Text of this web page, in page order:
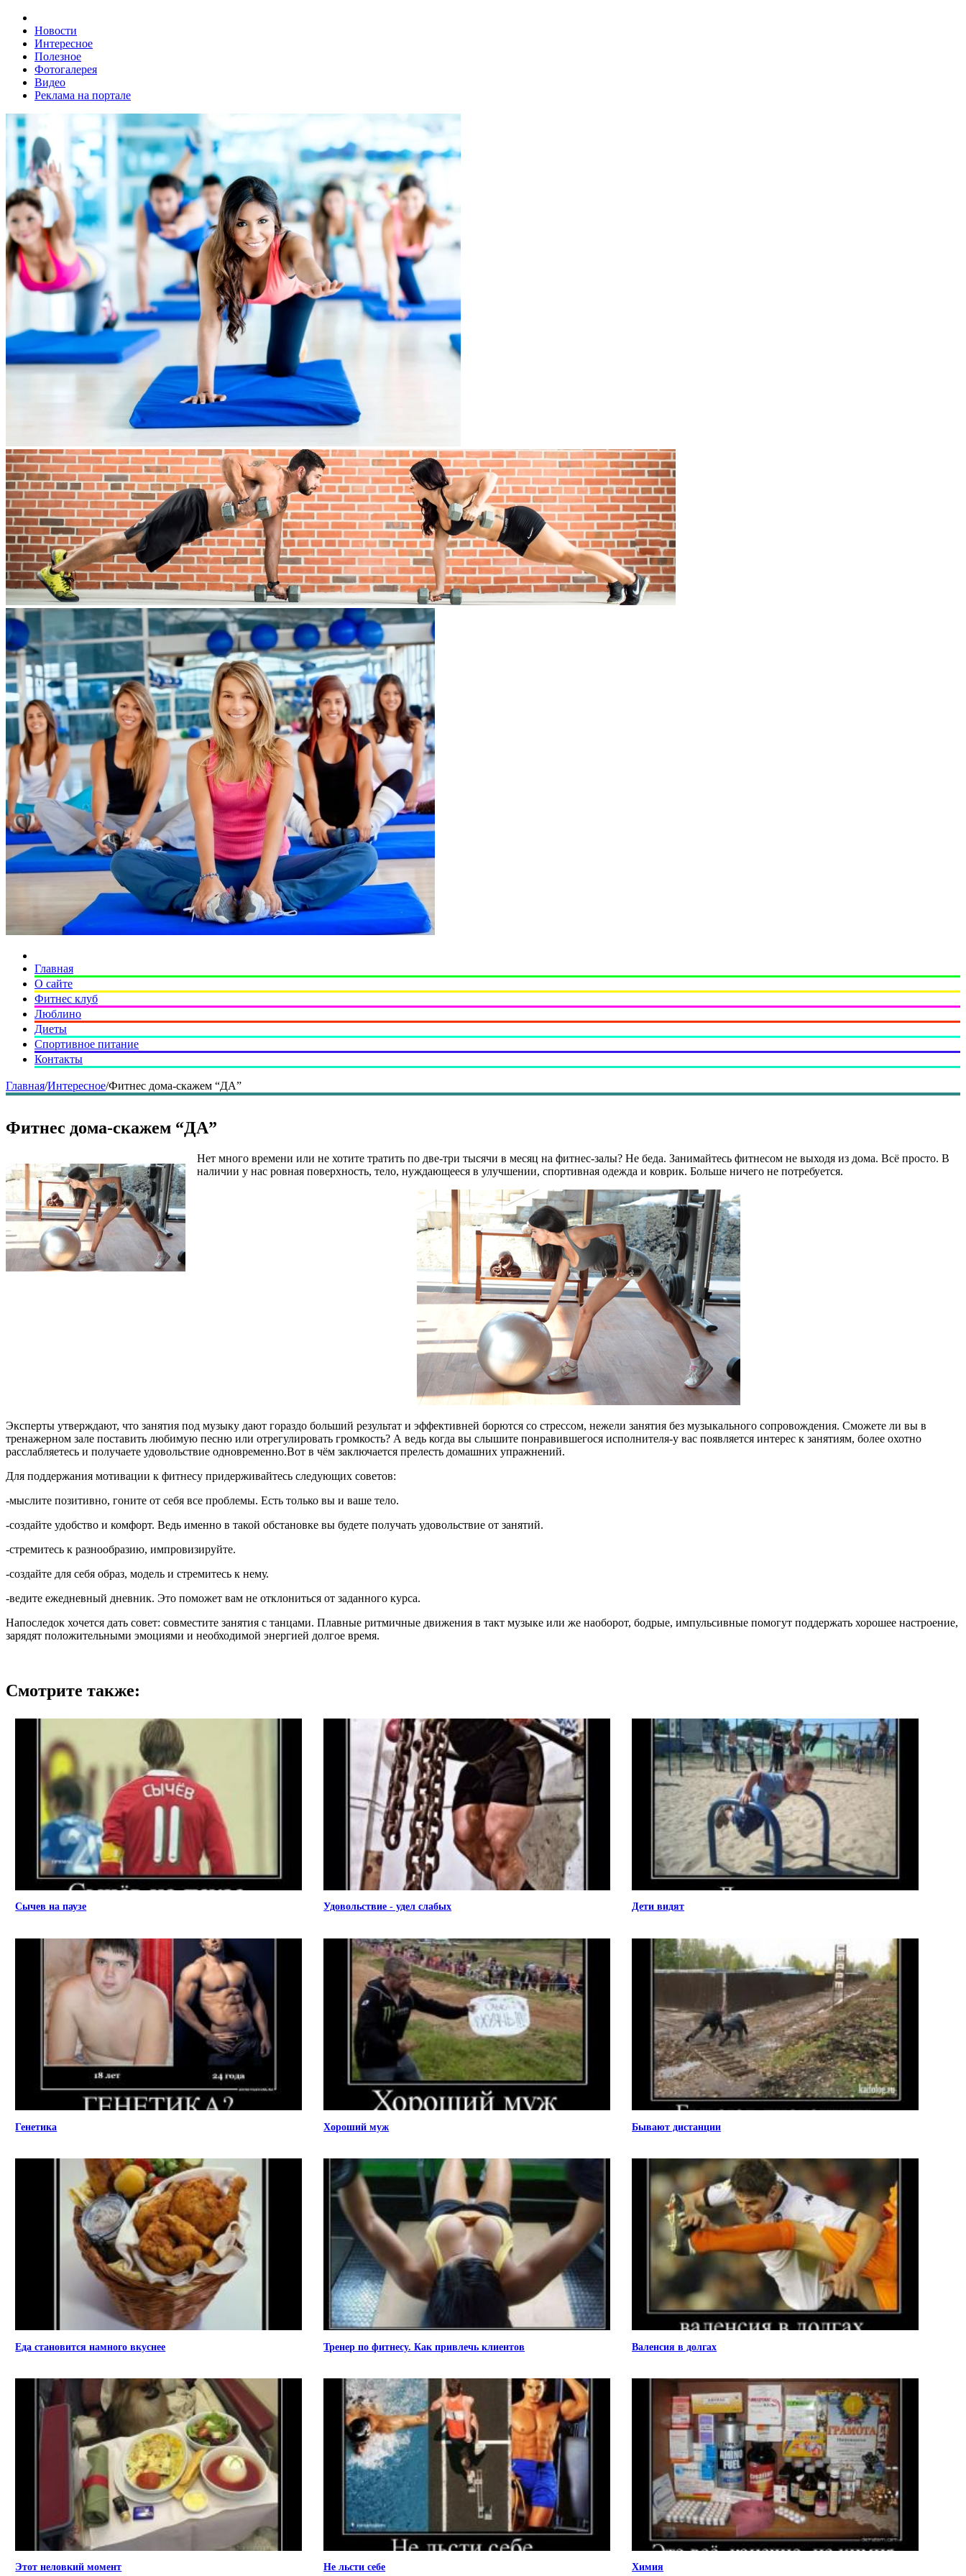
Новости
Интересное
Полезное
Фотогалерея
Видео
Реклама на портале
Главная
О сайте
Фитнес клуб
Люблино
Диеты
Спортивное питание
Контакты
Главная/Интересное/Фитнес дома-скажем “ДА”
Фитнес дома-скажем “ДА”
Нет много времени или не хотите тратить по две-три тысячи в месяц на фитнес-залы? Не беда. Занимайтесь фитнесом не выходя из дома. Всё просто. В
наличии у нас ровная поверхность, тело, нуждающееся в улучшении, спортивная одежда и коврик. Больше ничего не потребуется.
Эксперты утверждают, что занятия под музыку дают гораздо больший результат и эффективней борются со стрессом, нежели занятия без музыкального сопровождения. Сможете ли вы в
тренажерном зале поставить любимую песню или отрегулировать громкость? А ведь когда вы слышите понравившегося исполнителя-у вас появляется интерес к занятиям, более охотно
расслабляетесь и получаете удовольствие одновременно.Вот в чём заключается прелесть домашних упражнений.
Для поддержания мотивации к фитнесу придерживайтесь следующих советов:
-мыслите позитивно, гоните от себя все проблемы. Есть только вы и ваше тело.
-создайте удобство и комфорт. Ведь именно в такой обстановке вы будете получать удовольствие от занятий.
-стремитесь к разнообразию, импровизируйте.
-создайте для себя образ, модель и стремитесь к нему.
-ведите ежедневный дневник. Это поможет вам не отклониться от заданного курса.
Напоследок хочется дать совет: совместите занятия с танцами. Плавные ритмичные движения в такт музыке или же наоборот, бодрые, импульсивные помогут поддержать хорошее настроение,
зарядят положительными эмоциями и необходимой энергией долгое время.
Смотрите также:
Сычев на паузе Удовольствие - удел слабых Дети видят
Генетика Хороший муж Бывают дистанции
Еда становится намного вкуснее Тренер по фитнесу. Как привлечь клиентов Валенсия в долгах
Этот неловкий момент Не льсти себе Химия